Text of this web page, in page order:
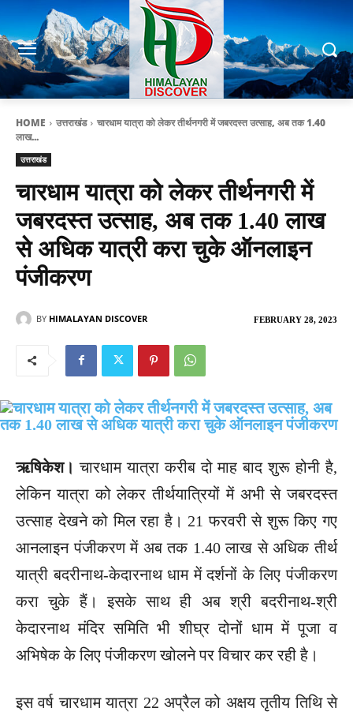
HOME उत्तराखंड
चारधाम यात्रा को लेकर तीर्थनगरी में जबरदस्त उत्साह, अब तक 1.40
लाख...
उत्तराखंड
चारधाम यात्रा को लेकर तीर्थनगरी में
जबरदस्त उत्साह, अब तक 1.40 लाख
से अधिक यात्री करा चुके ऑनलाइन
पंजीकरण
FEBRUARY 28, 2023
BY HIMALAYAN DISCOVER
ऋषिकेश।चारधाम यात्रा करीब दो माह बाद शुरू होनी है,
लेकिन यात्रा को लेकर तीर्थयात्रियों में अभी से जबरदस्त
उत्साह देखने को मिल रहा है। 21 फरवरी से शुरू किए गए
आनलाइन पंजीकरण में अब तक 1.40 लाख से अधिक तीर्थ
यात्री बदरीनाथ-केदारनाथ धाम में दर्शनों के लिए पंजीकरण
करा चुके हैं। इसके साथ ही अब श्री बदरीनाथ-श्री
केदारनाथ मंदिर समिति भी शीघ्र दोनों धाम में पूजा व
अभिषेक के लिए पंजीकरण खोलने पर विचार कर रही है।
इस वर्ष चारधाम यात्रा 22 अप्रैल को अक्षय तृतीय तिथि से